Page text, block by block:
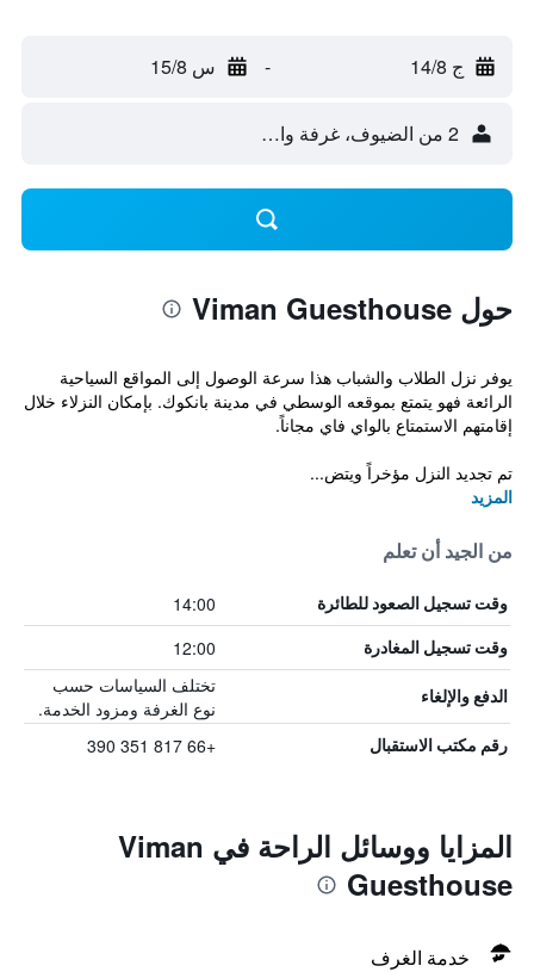
ج 14/8 - س 15/8
2 من الضيوف، غرفة واحدة
حول Viman Guesthouse
يوفر نزل الطلاب والشباب هذا سرعة الوصول إلى المواقع السياحية
الرائعة فهو يتمتع بموقعه الوسطي في مدينة بانكوك. بإمكان النزلاء خلال
إقامتهم الاستمتاع بالواي فاي مجاناً.
تم تجديد النزل مؤخراً ويتض...
المزيد
من الجيد أن تعلم
وقت تسجيل الصعود للطائرة 14:00
وقت تسجيل المغادرة 12:00
الدفع والإلغاء
تختلف السياسات حسب
نوع الغرفة ومزود الخدمة.
رقم مكتب الاستقبال +66 817 351 390
المزايا ووسائل الراحة في Viman
Guesthouse
خدمة الغرف